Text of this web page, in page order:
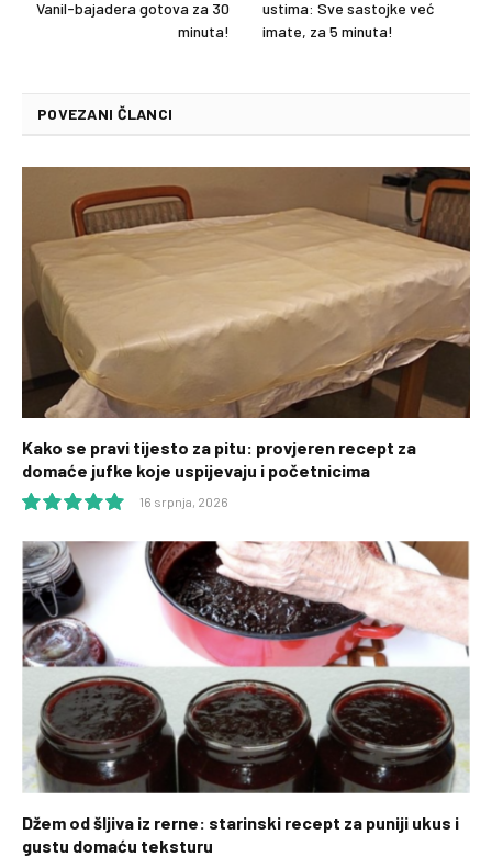
Vanil-bajadera gotova za 30
minuta!
ustima: Sve sastojke već
imate, za 5 minuta!
POVEZANI ČLANCI
Kako se pravi tijesto za pitu: provjeren recept za
domaće jufke koje uspijevaju i početnicima
10.0
16 srpnja, 2026
Džem od šljiva iz rerne: starinski recept za puniji ukus i
gustu domaću teksturu